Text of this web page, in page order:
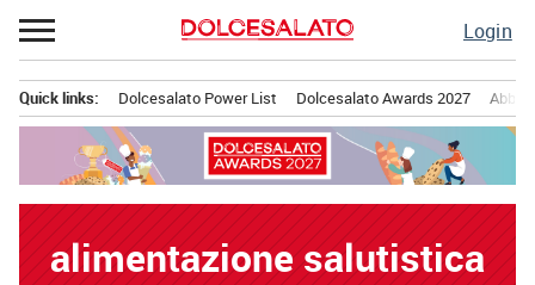
Passa
al
Login
principale
Quick links: Dolcesalato Power List Dolcesalato Awards 2027
alimentazione salutistica